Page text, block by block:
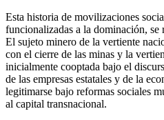
Esta historia de movilizaciones
funcionalizadas a la dominación,
El sujeto minero de la vertiente
con el cierre de las minas y la
inicialmente cooptada bajo el
de las empresas estatales y de la
legitimarse bajo reformas sociales
al capital transnacional.